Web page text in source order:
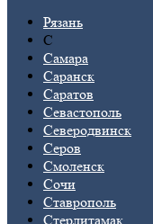
Рязань
С
Самара
Саранск
Саратов
Севастополь
Северодвинск
Серов
Смоленск
Сочи
Ставрополь
Стерлитамак